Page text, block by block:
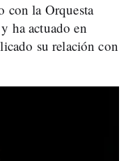
con la Orquesta
ha actuado en
su relación con